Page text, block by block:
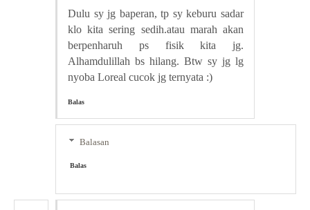
Dulu sy jg baperan, tp sy keburu sadar
klo kita sering sedih.atau marah akan
berpenharuh ps fisik kita jg.
Alhamdulillah bs hilang. Btw sy jg lg
nyoba Loreal cucok jg ternyata :)
Balas
Balasan
Balas